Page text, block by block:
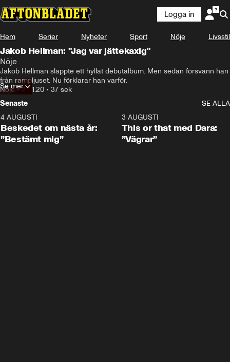
Logga in
Hem Serier Nyheter Sport Nöje Livsstil
Jakob Hellman: "Jag var jättekaxig"
Nöje
Jakob Hellman släppte ett hyllat debutalbum. Men sedan försvann han
från rampljuset. Nu förklarar han varför.
Nöje•27.11.20 • 37 sek
Se mer
Senaste
SE ALLA
4 AUGUSTI
Beskedet om nästa år:
”Bestämt mig”
3 AUGUSTI
This or that med Dara:
”Vägrar”